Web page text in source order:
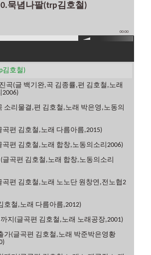
0.묵념나팔(trp김호철)
00:00
김호철)
곡(글 백기완,곡 김종률,편 김호철,노래
소리물결,편 김호철,노래 박은영,노동의
곡편 김호철,노래 다름아름,2015)
곡편 김호철,노래 합창,노동의소리2006)
글곡편 김호철,노래 합창,노동의소리
곡편 김호철,노래 노노단 원창연,전노협2
호철,노래 다름아름,2012)
지(글곡편 김호철,노래 노래공장,2001)
가(글곡편 김호철,노래 박준박은영황